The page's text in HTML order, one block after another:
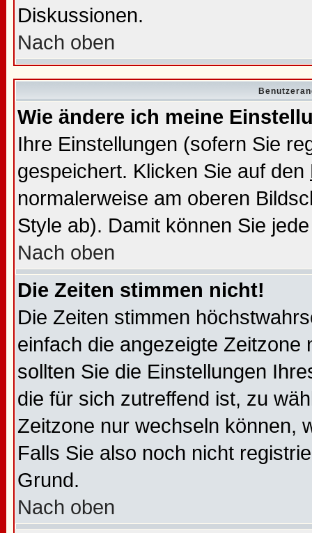
Diskussionen.
Nach oben
Wie ändere ich meine
Ihre Einstellungen (sofern Sie
gespeichert. Klicken Sie auf den
normalerweise am oberen
Style ab). Damit können Sie
Nach oben
Die Zeiten stimmen nicht!
Die Zeiten stimmen
einfach die angezeigte
sollten Sie die Einstellungen
die für sich zutreffend ist, zu
Zeitzone nur wechseln können,
Falls Sie also noch nicht
Grund.
Nach oben